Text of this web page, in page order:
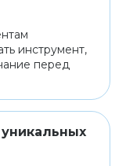
инструмент,
перед